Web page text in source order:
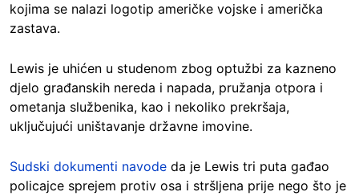
kojima se nalazi logotip američke vojske i američka
zastava.
Lewis je uhićen u studenom zbog optužbi za kazneno
djelo građanskih nereda i napada, pružanja otpora i
ometanja službenika, kao i nekoliko prekršaja,
uključujući uništavanje državne imovine.
Sudski dokumenti navode da je Lewis tri puta gađao
policajce sprejem protiv osa i stršljena prije nego što je